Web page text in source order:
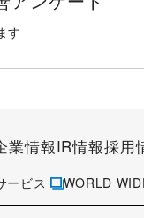
す
業情報IR情報採用
ービス WORLD